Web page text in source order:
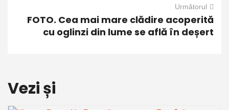
Următorul
FOTO. Cea mai mare clădire acoperită
cu oglinzi din lume se află în deșert
Vezi și